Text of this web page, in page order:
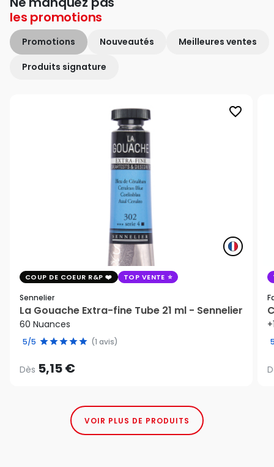
les promotions
Promotions Nouveautés Meilleures ventes
Produits signature
favorite_border
COUP DE COEUR R&P TOP VENTE
Sennelier
La Gouache Extra-fine Tube 21 ml - Sennelier
60 Nuances
5/5 (1 avis)
Dès 5,15 €
VOIR PLUS DE PRODUITS